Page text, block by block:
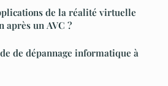
de la réalité virtuelle
après un AVC ?
de dépannage informatique à